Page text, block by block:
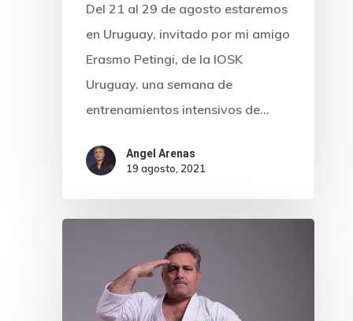
Del 21 al 29 de agosto estaremos
en Uruguay, invitado por mi amigo
Erasmo Petingi, de la IOSK
Uruguay. una semana de
entrenamientos intensivos de…
Angel Arenas
19 agosto, 2021